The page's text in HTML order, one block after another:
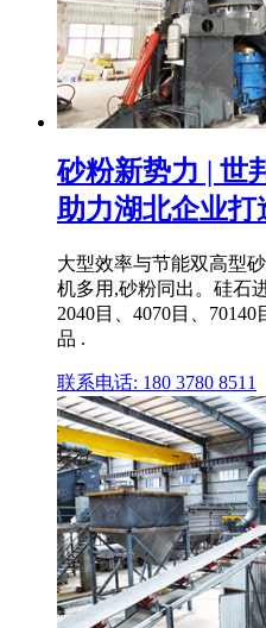
砂粉新势力 | 世
助力湖北企业打
大型效率与节能双高型
机多用,砂粉同出。硅石
2040目、4070目、
品 .
联系电话: 180 3780 8511